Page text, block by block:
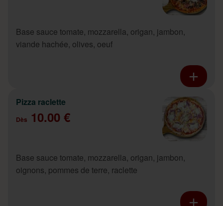
Base sauce tomate, mozzarella, origan, jambon,
viande hachée, olives, oeuf
Pizza raclette
Dès 10.00 €
Base sauce tomate, mozzarella, origan, jambon,
oignons, pommes de terre, raclette